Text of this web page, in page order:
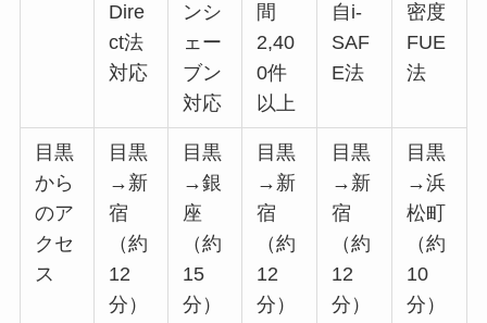
Dire
ct法
対応
ンシ
ェー
ブン
対応
間
2,40
0件
以上
自i-
SAF
E法
密度
FUE
法
目黒
から
のア
クセ
ス
目黒
→新
宿
（約
12
分）
目黒
→銀
座
（約
15
分）
目黒
→新
宿
（約
12
分）
目黒
→新
宿
（約
12
分）
目黒
→浜
松町
（約
10
分）